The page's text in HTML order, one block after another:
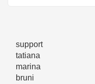
support
tatiana
marina
bruni